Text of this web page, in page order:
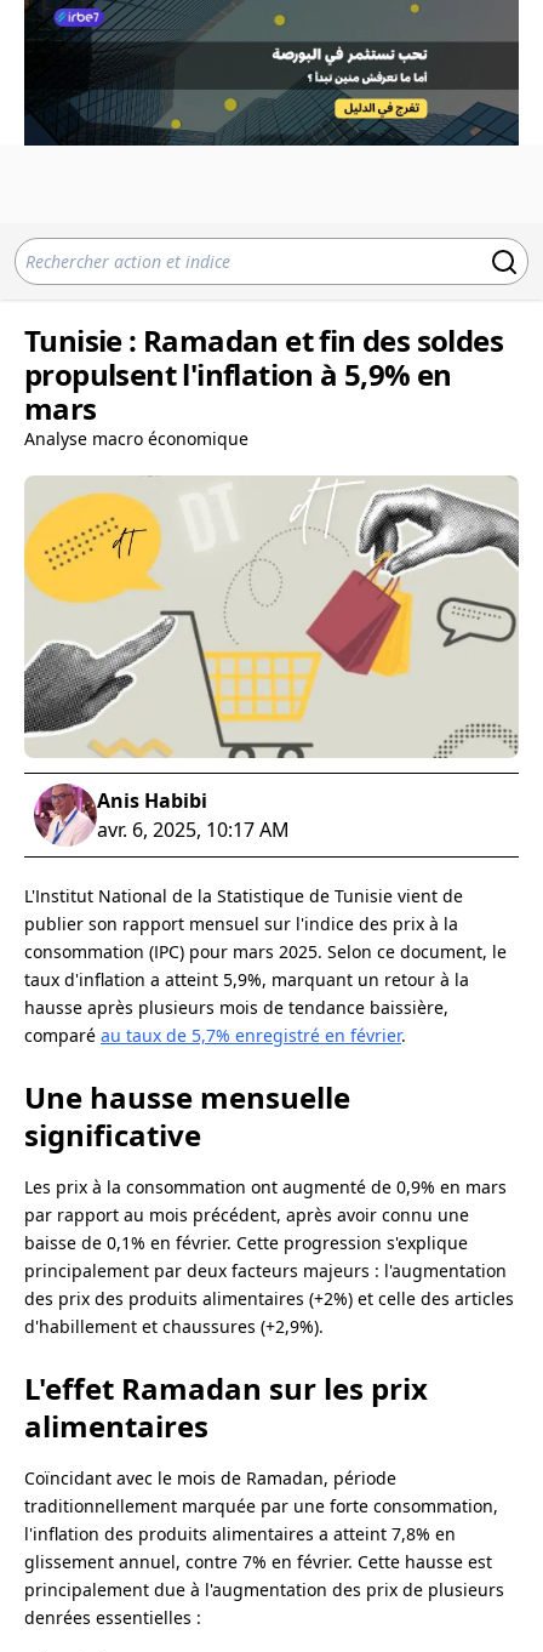
Tunisie : Ramadan et fin des soldes
propulsent l'inflation à 5,9% en
mars
Analyse macro économique
Anis Habibi
avr. 6, 2025, 10:17 AM
L'Institut National de la Statistique de Tunisie vient de
publier son rapport mensuel sur l'indice des prix à la
consommation (IPC) pour mars 2025. Selon ce document, le
taux d'inflation a atteint 5,9%, marquant un retour à la
hausse après plusieurs mois de tendance baissière,
comparé au taux de 5,7% enregistré en février.
Une hausse mensuelle
significative
Les prix à la consommation ont augmenté de 0,9% en mars
par rapport au mois précédent, après avoir connu une
baisse de 0,1% en février. Cette progression s'explique
principalement par deux facteurs majeurs : l'augmentation
des prix des produits alimentaires (+2%) et celle des articles
d'habillement et chaussures (+2,9%).
L'effet Ramadan sur les prix
alimentaires
Coïncidant avec le mois de Ramadan, période
traditionnellement marquée par une forte consommation,
l'inflation des produits alimentaires a atteint 7,8% en
glissement annuel, contre 7% en février. Cette hausse est
principalement due à l'augmentation des prix de plusieurs
denrées essentielles :